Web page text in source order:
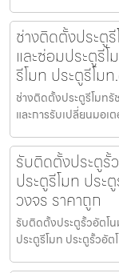
ช่างติดตั้งประตู
และซ่อมประตูรี
รีโมท ประตูรีโม
ช่างติดตั้งประตูรีโมทรั
และการรับเปลี่ยนมอเ
รับติดตั้งประตูรั้
ประตูรีโมท ประ
วงจร ราคาถูก
รับติดตั้งประตูรั้วอัตโ
ประตูรีโมท ประตูรั้วอั